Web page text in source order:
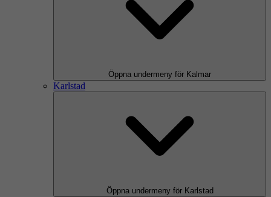
Öppna undermeny för Kalmar
Karlstad
Öppna undermeny för Karlstad